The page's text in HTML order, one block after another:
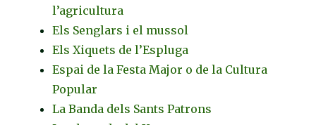
l’agricultura
Els Senglars i el mussol
Els Xiquets de l’Espluga
Espai de la Festa Major o de la Cultura
Popular
La Banda dels Sants Patrons